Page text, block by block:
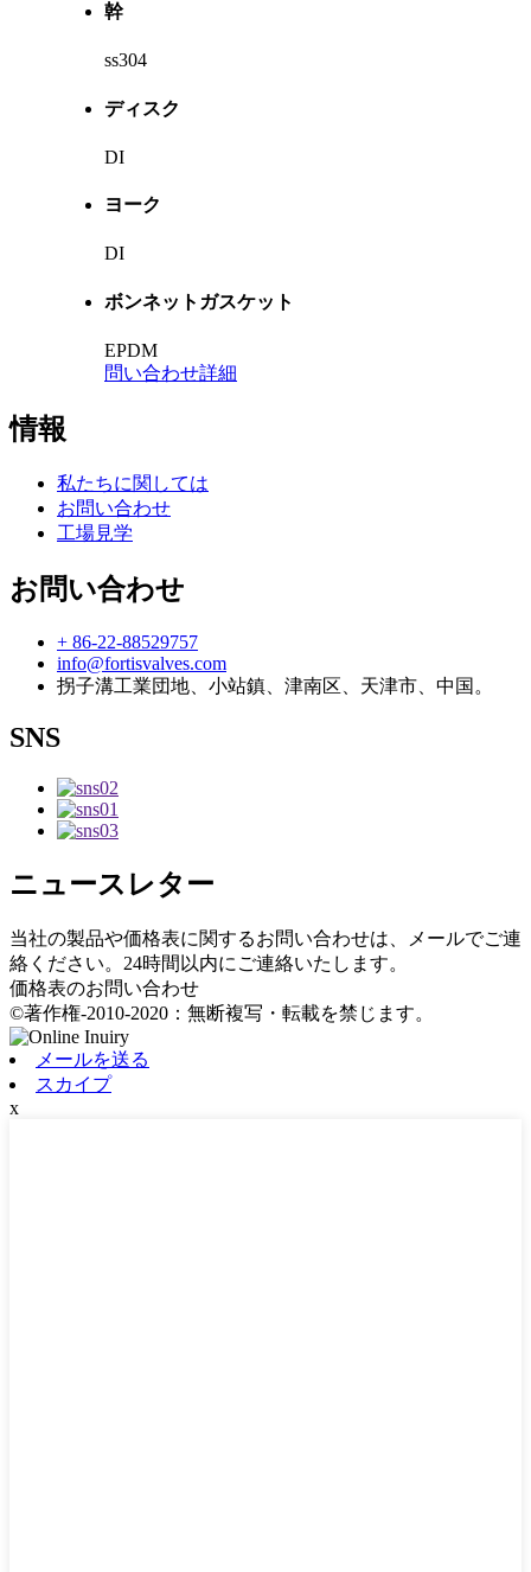
幹
ss304
ディスク
DI
ヨーク
DI
ボンネットガスケット
EPDM
問い合わせ詳細
情報
私たちに関しては
お問い合わせ
工場見学
お問い合わせ
+ 86-22-88529757
info@fortisvalves.com
拐子溝工業団地、小站鎮、津南区、天津市、中国。
SNS
ニュースレター
当社の製品や価格表に関するお問い合わせは、メールでご連
絡ください。24時間以内にご連絡いたします。
価格表のお問い合わせ
©著作権-2010-2020：無断複写・転載を禁じます。
メールを送る
スカイプ
x